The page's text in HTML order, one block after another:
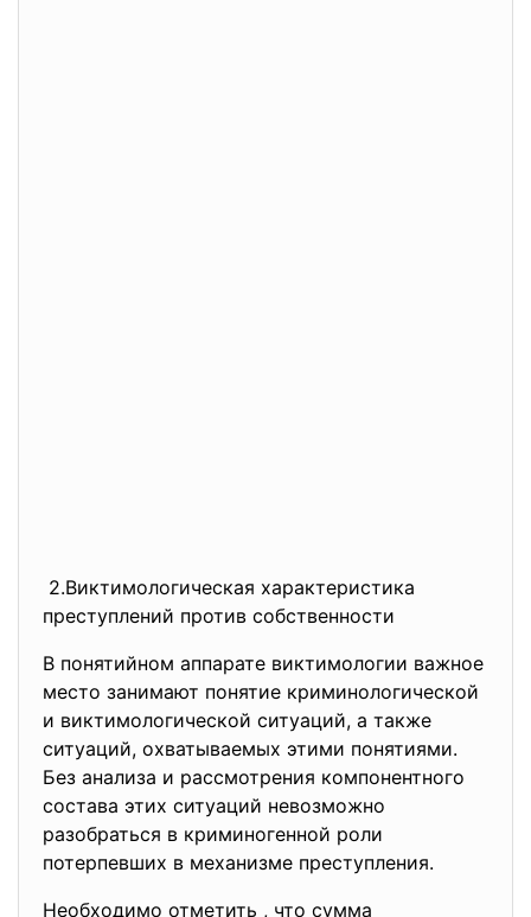
2.Виктимологическая характеристика
преступлений против собственности
В понятийном аппарате виктимологии важное
место занимают понятие криминологической
и виктимологической ситуаций, а также
ситуаций, охватываемых этими понятиями.
Без анализа и рассмотрения компонентного
состава этих ситуаций невозможно
разобраться в криминогенной роли
потерпевших в механизме преступления.
Необходимо отметить , что сумма